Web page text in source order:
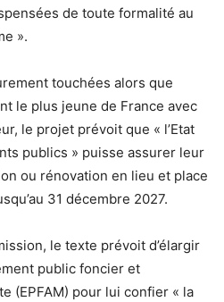
de toute formalité au
».
touchées alors que
le plus jeune de France avec
le projet prévoit que « l’Etat
publics » puisse assurer leur
ou rénovation en lieu et place
31 décembre 2027.
le texte prévoit d’élargir
public foncier et
(EPFAM) pour lui confier « la